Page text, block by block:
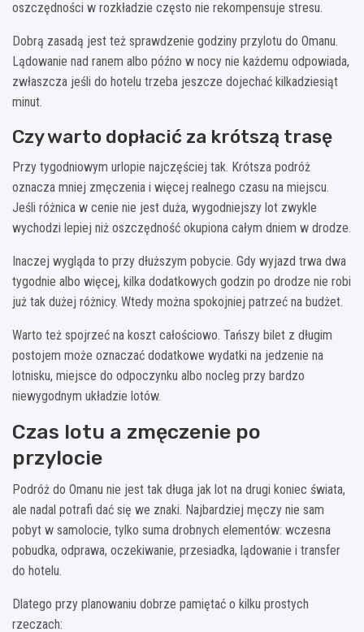
oszczędności w rozkładzie często nie rekompensuje stresu.
Dobrą zasadą jest też sprawdzenie godziny przylotu do Omanu.
Lądowanie nad ranem albo późno w nocy nie każdemu odpowiada,
zwłaszcza jeśli do hotelu trzeba jeszcze dojechać kilkadziesiąt
minut.
Czy warto dopłacić za krótszą trasę
Przy tygodniowym urlopie najczęściej tak. Krótsza podróż
oznacza mniej zmęczenia i więcej realnego czasu na miejscu.
Jeśli różnica w cenie nie jest duża, wygodniejszy lot zwykle
wychodzi lepiej niż oszczędność okupiona całym dniem w drodze.
Inaczej wygląda to przy dłuższym pobycie. Gdy wyjazd trwa dwa
tygodnie albo więcej, kilka dodatkowych godzin po drodze nie robi
już tak dużej różnicy. Wtedy można spokojniej patrzeć na budżet.
Warto też spojrzeć na koszt całościowo. Tańszy bilet z długim
postojem może oznaczać dodatkowe wydatki na jedzenie na
lotnisku, miejsce do odpoczynku albo nocleg przy bardzo
niewygodnym układzie lotów.
Czas lotu a zmęczenie po
przylocie
Podróż do Omanu nie jest tak długa jak lot na drugi koniec świata,
ale nadal potrafi dać się we znaki. Najbardziej męczy nie sam
pobyt w samolocie, tylko suma drobnych elementów: wczesna
pobudka, odprawa, oczekiwanie, przesiadka, lądowanie i transfer
do hotelu.
Dlatego przy planowaniu dobrze pamiętać o kilku prostych
rzeczach: